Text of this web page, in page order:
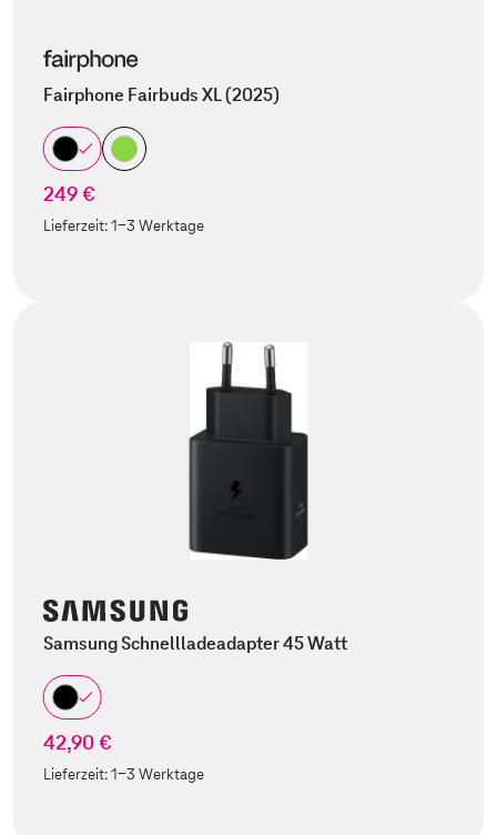
Fairphone Fairbuds XL (2025)
249 €
Lieferzeit:1-3 Werktage
Samsung Schnellladeadapter 45 Watt
42,90 €
Lieferzeit:1-3 Werktage